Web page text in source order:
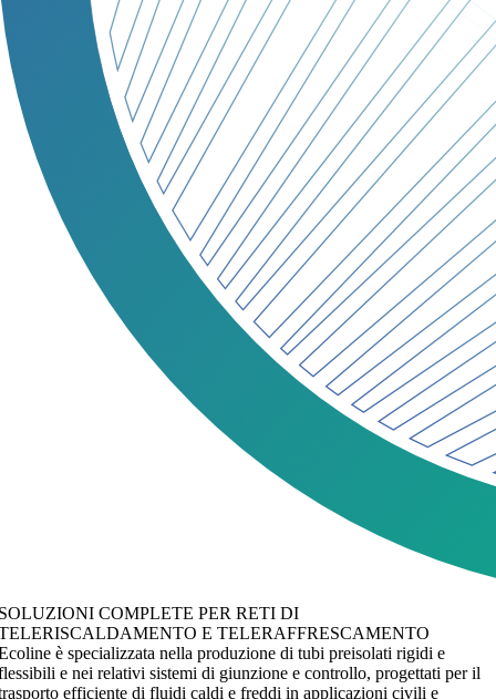
COMPLETE PER RETI DI
E TELERAFFRESCAMENTO
è specializzata nella produzione di tubi preisolati rigidi e
e nei relativi sistemi di giunzione e controllo, progettati per il
efficiente di fluidi caldi e freddi in applicazioni civili e